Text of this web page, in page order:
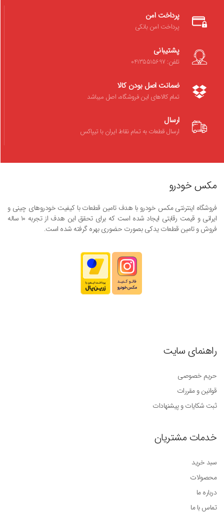
پرداخت امن
پرداخت امن بانکی
پشتیبانی
تلفن: 04135515697
ضمانت اصل بودن کالا
تمام کالاهای این فروشگاه، اصل میباشد
ارسال
ارسال قطعات به تمام نقاط ایران با تیپاکس
مکس خودرو
فروشگاه اینترنتی مکس خودرو با هدف تامین قطعات با کیفیت خودروهای چینی و
ایرانی و قیمت رقابتی ایجاد شده است که برای تحقق این هدف از تجربه ۱۰ ساله
فروش و تامین قطعات یدکی بصورت حضوری بهره گرفته شده است.
راهنمای سایت
حریم خصوصی
قوانین و مقررات
ثبت شکایات و پیشنهادات
خدمات مشتریان
سبد خرید
محصولات
درباره ما
تماس با ما